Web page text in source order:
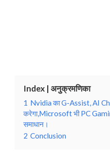
Index | अनुक्रमणिका
1 Nvidia का G-Assist, AI
करेगा,Microsoft भी PC
समाधान।
2 Conclusion